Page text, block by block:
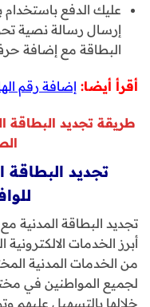
عليك الدفع باستخدام
إرسال رسالة نصية
البطاقة مع إضافة حرف ت
أقرأ أيضا: إضافة رقم
طريقة تجديد البطاقة
تجديد البطاقة
تجديد البطاقة المدنية
أبرز الخدمات
من الخدمات المدنية
لجميع المواطنين في
خلالها بالتسهيل عليهم